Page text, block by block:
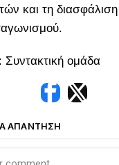
και τη
Συντακτική ομάδα
ΑΠΆΝΤΗΣΗ